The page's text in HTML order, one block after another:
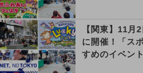
【関東】11月
に開催！「ス
すめのイベン